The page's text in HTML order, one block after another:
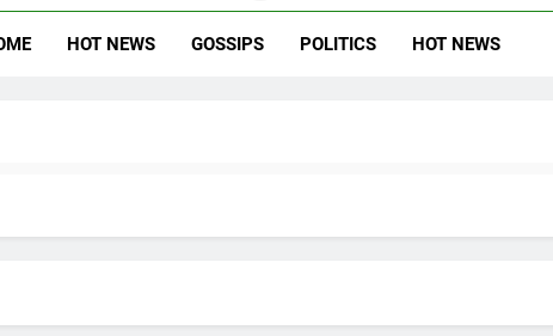
HOT NEWS GOSSIPS POLITICS HOT NEWS